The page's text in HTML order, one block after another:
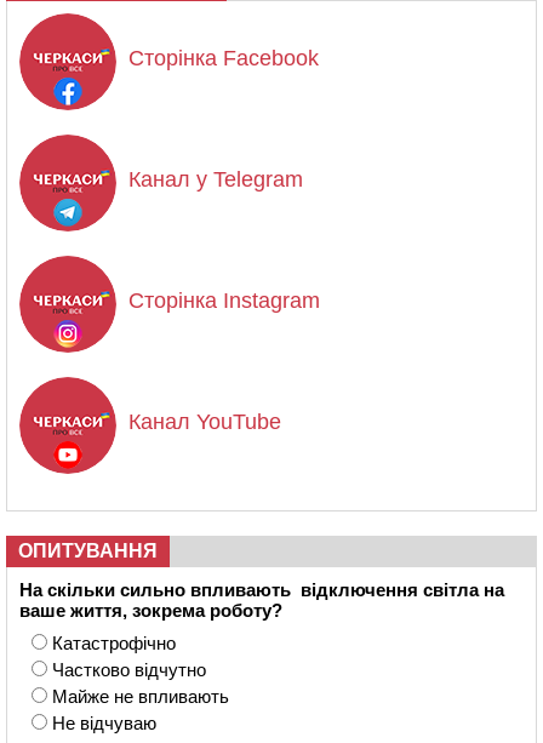
Сторінка Facebook
Канал у Telegram
Сторінка Instagram
Канал YouTube
ОПИТУВАННЯ
На скільки сильно впливають відключення світла на
ваше життя, зокрема роботу?
Катастрофічно
Частково відчутно
Майже не впливають
Не відчуваю